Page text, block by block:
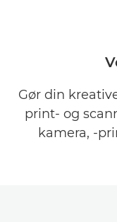
APPS
Gør din
print- og
kamera, -